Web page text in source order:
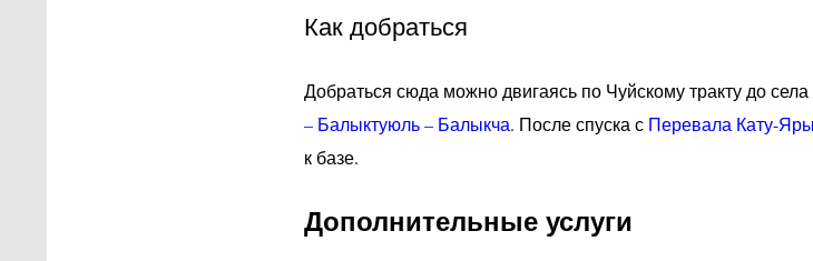
Как добраться
Добраться сюда можно двигаясь по Чуйскому тракту до
– Балыктуюль – Балыкча. После спуска с Перевала Кату-
к базе.
Дополнительные услуги